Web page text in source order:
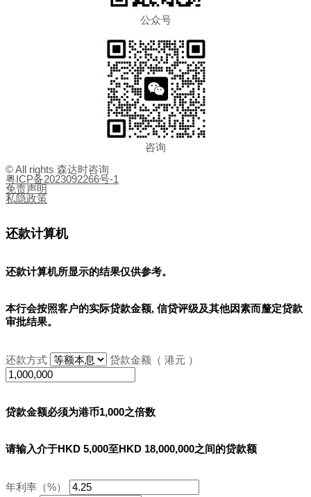
公众号
咨询
© All rights 森达时咨询
粤ICP备2023092266号-1
免责声明
私隐政策
还款计算机
还款计算机所显示的结果仅供参考。
本行会按照客户的实际贷款金额, 信贷评级及其他因素而釐定贷款
审批结果。
还款方式 贷款金额（ 港元 ）
贷款金额必须为港币1,000之倍数
请输入介于HKD 5,000至HKD 18,000,000之间的贷款额
年利率（%）